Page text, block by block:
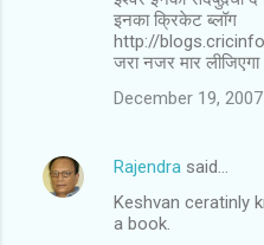
इनका क्रिकेट ब्‍लॉग
http://
जरा नजर मार
December 19,
Rajendra said…
Keshvan ceratinly
a book.